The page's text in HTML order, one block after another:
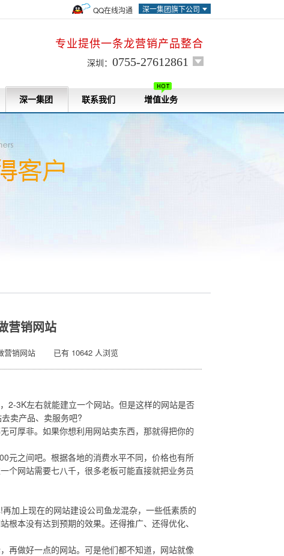
深一集团旗下公司
QQ在线沟通
专业提供一条龙营销产品整合
深圳： 0755-27612861
深一集团 联系我们 增值业务
营销网站
营销网站 已有 10642 人浏览
3K左右就能建立一个网站。但是这样的网站是否
卖产品、卖服务吧?
厚非。如果你想利用网站卖东西，那就得把你的
之间吧。根据各地的消费水平不同，价格也有所
个网站需要七八千，很多老板可能直接就把业务员
加上现在的网站建设公司鱼龙混杂，一些低素质的
本没有达到预期的效果。还得推广、还得优化、
做好一点的网站。可是他们都不知道，网站就像